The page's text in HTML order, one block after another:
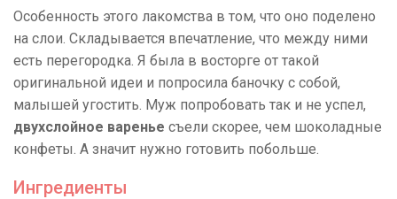
Особенность этого лакомства в том, что оно поделено
на слои. Складывается впечатление, что между ними
есть перегородка. Я была в восторге от такой
оригинальной идеи и попросила баночку с собой,
малышей угостить. Муж попробовать так и не успел,
двухслойное варенье съели скорее, чем шоколадные
конфеты. А значит нужно готовить побольше.
Ингредиенты